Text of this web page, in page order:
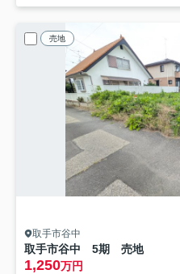
売地
取手市谷中
取手市谷中 5期 売地
1,250万円